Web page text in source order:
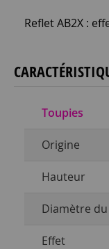
Reflet AB2X :
Toupies
Origine
Hauteur
Diamètre
Effet